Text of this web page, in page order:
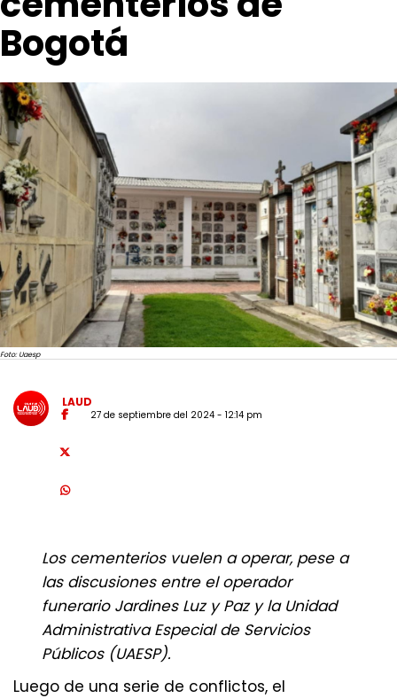
Bogotá
Foto: Uaesp
LAUD
27 de septiembre del 2024 - 12:14 pm
Los cementerios vuelen a operar, pese a
las discusiones entre el operador
funerario Jardines Luz y Paz y la Unidad
Administrativa Especial de Servicios
Públicos (UAESP).
Luego de una serie de conflictos, el